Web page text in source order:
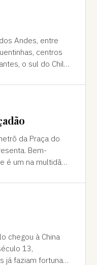
Andes, entre
centros
o sul do Chile
da Praça do
Bem-
é um na multidão
chegou à China
13,
já faziam fortuna